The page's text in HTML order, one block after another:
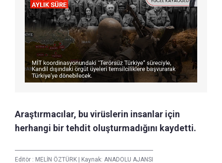
Araştırmacılar, bu virüslerin insanlar için
herhangi bir tehdit oluşturmadığını kaydetti.
Editör : MELİN ÖZTÜRK Kaynak: ANADOLU AJANSI